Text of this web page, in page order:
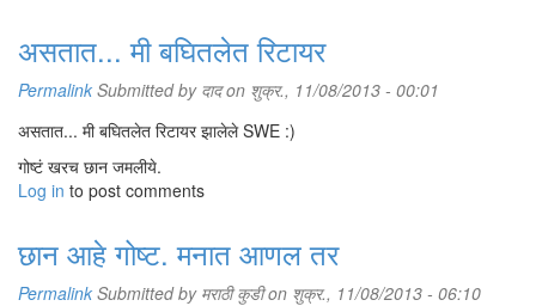
असतात... मी बघितलेत रिटायर
Permalink Submitted by दादon शुक्र., 11/08/2013 - 00:01
असतात... मी बघितलेत रिटायर झालेले SWE :)
गोष्टं खरच छान जमलीये.
Log in to post comments
छान आहे गोष्ट. मनात आणल तर
Permalink Submitted by मराठी कुडीon शुक्र., 11/08/2013 - 06:10